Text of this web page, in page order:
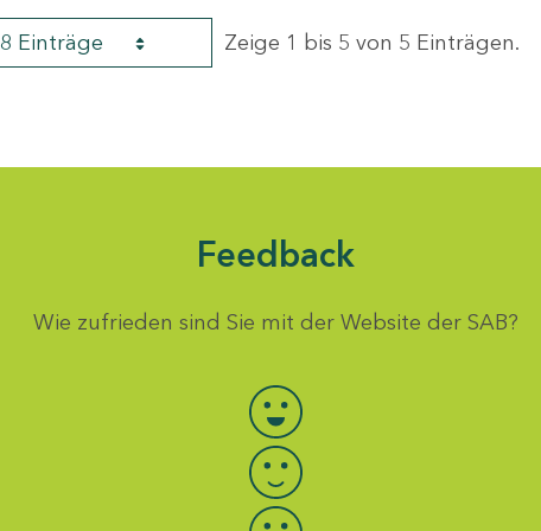
8 Einträge Zeige 1 bis 5 von 5 Einträgen.
Feedback
Wie zufrieden sind Sie mit der Website der SAB?
Bewertung auswählen